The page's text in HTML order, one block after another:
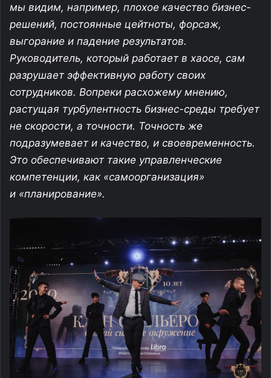
мы видим, например, плохое качество бизнес-
решений, постоянные цейтноты, форсаж,
выгорание и падение результатов.
Руководитель, который работает в хаосе, сам
разрушает эффективную работу своих
сотрудников. Вопреки расхожему мнению,
растущая турбулентность бизнес-среды требует
не скорости, а точности. Точность же
подразумевает и качество, и своевременность.
Это обеспечивают такие управленческие
компетенции, как «самоорганизация»
и «планирование».